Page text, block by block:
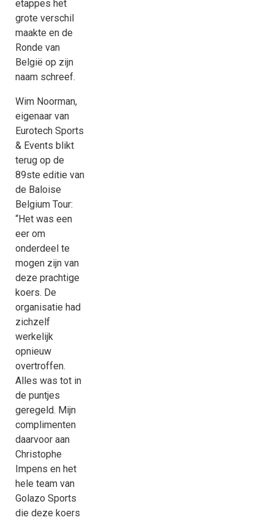
etappes het
grote verschil
maakte en de
Ronde van
België op zijn
naam schreef.
Wim Noorman,
eigenaar van
Eurotech Sports
& Events blikt
terug op de
89ste editie van
de Baloise
Belgium Tour:
“Het was een
eer om
onderdeel te
mogen zijn van
deze prachtige
koers. De
organisatie had
zichzelf
werkelijk
opnieuw
overtroffen.
Alles was tot in
de puntjes
geregeld. Mijn
complimenten
daarvoor aan
Christophe
Impens en het
hele team van
Golazo Sports
die deze koers